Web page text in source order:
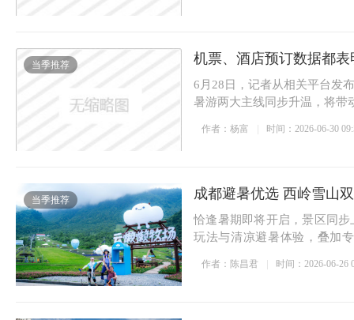
当季推荐 机票、酒店预订数据都
6月28日，记者从相关平台发
暑游两大主线同步升温，将带
作者：杨富 时间：2026-06-30
当季推荐 成都避暑优选 西岭雪山
恰逢暑期即将开启，景区同
玩法与清凉避暑体验，叠加
作者：陈昌君 时间：2026-06-26